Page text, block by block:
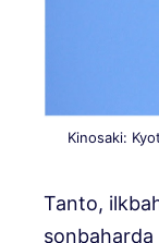
Kinosaki:
Tanto,
sonbaharda